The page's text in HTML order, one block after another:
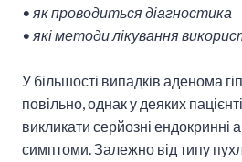
• як проводиться діагностика
• які методи лікування
У більшості випадків аденома
повільно, однак у деяких
викликати серйозні ендокринні
симптоми. Залежно від типу